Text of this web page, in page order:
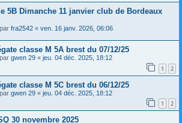
5B Dimanche 11 janvier club de Bordeaux
fra2542 « ven. 16 janv. 2026, 06:06
classe M 5A brest du 07/12/25
gwen 29 « jeu. 04 déc. 2025, 18:12
1 2
classe M 5C brest du 06/12/25
gwen 29 « jeu. 04 déc. 2025, 18:12
1 2
30 novembre 2025